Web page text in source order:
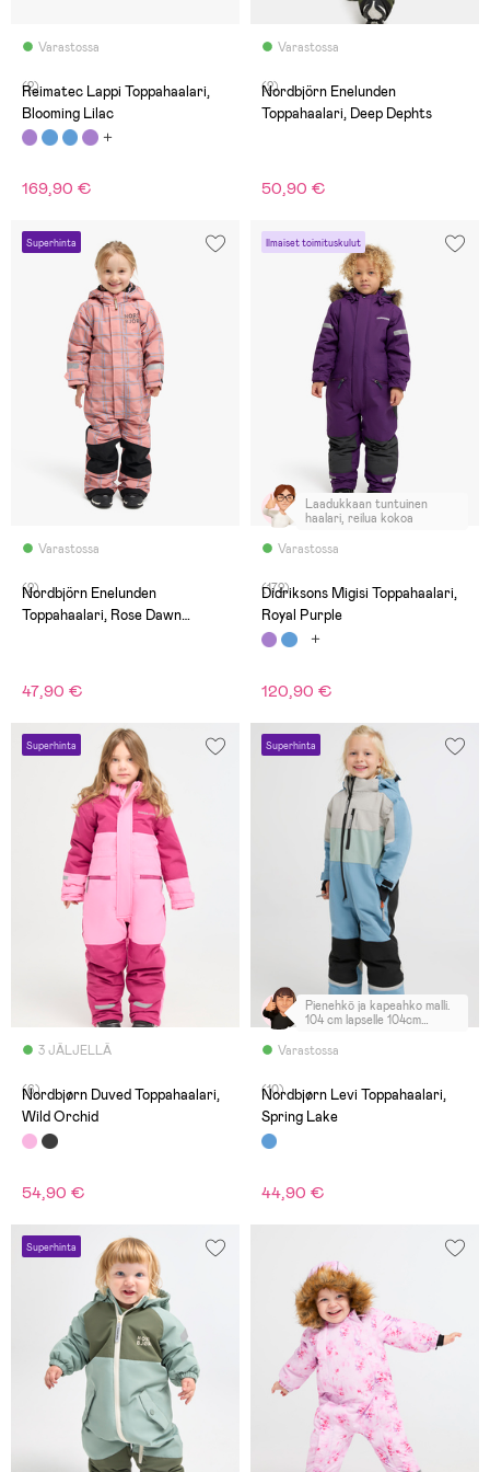
Varastossa
(2)
Reimatec Lappi Toppahaalari,
Blooming Lilac
169,90 €
Varastossa
(2)
Nordbjörn Enelunden
Toppahaalari, Deep Dephts
50,90 €
Superhinta
Varastossa
(2)
Nordbjörn Enelunden
Toppahaalari, Rose Dawn
47,90 €
Ilmaiset toimituskulut
Varastossa
Laadukkaan tuntuinen
haalari, reilua kokoa
(172)
Didriksons Migisi Toppahaalari,
Royal Purple
120,90 €
Superhinta
3 JÄLJELLÄ
(6)
Nordbjørn Duved Toppahaalari,
Wild Orchid
54,90 €
Superhinta
Varastossa
Pienehkö ja kapeahko malli.
104 cm lapselle 104cm
kasvunvaraa.
(10)
Nordbjørn Levi Toppahaalari,
Spring Lake
44,90 €
Superhinta